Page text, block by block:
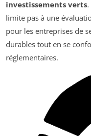
investissements verts
limite pas à une
pour les entreprises de
durables tout en se
réglementaires.